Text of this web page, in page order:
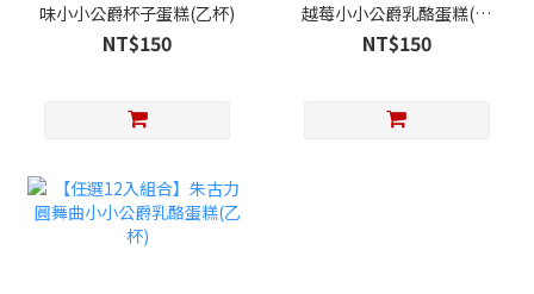
味小小公爵杯子蛋糕(乙杯)
NT$150
越莓小小公爵乳酪蛋糕(乙
杯)
NT$150